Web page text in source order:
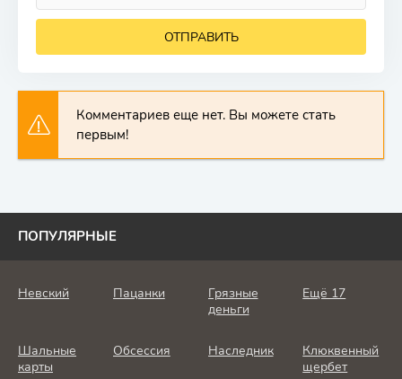
ОТПРАВИТЬ
Комментариев еще нет. Вы можете стать
первым!
ПОПУЛЯРНЫЕ
Невский Пацанки
Грязные
деньги
Ещё 17
Шальные
карты
Обсессия Наследник
Клюквенный
щербет